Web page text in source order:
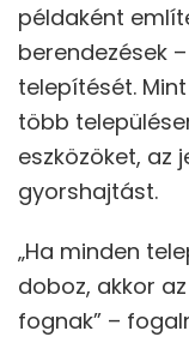
példaként
berendezések
telepítését.
több
eszközöket, az
gyorshajtást.
„Ha minden
doboz, akkor
fognak” –